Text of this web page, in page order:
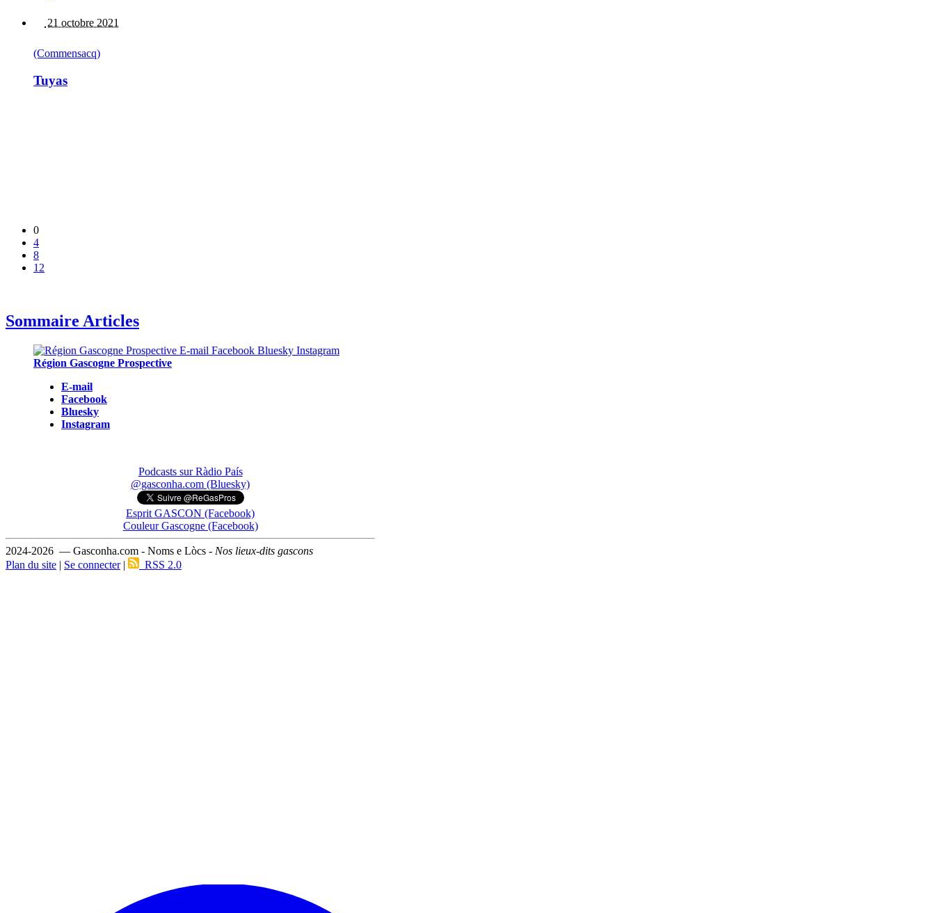
21 octobre 2021
(Commensacq)
Tuyas
0
4
8
12
Sommaire Articles
Région Gascogne Prospective
E-mail
Facebook
Bluesky
Instagram
Podcasts sur Ràdio País
@gasconha.com (Bluesky)
Esprit GASCON (Facebook)
Couleur Gascogne (Facebook)
2024-2026 — Gasconha.com - Noms e Lòcs - Nos lieux-dits gascons
Plan du site | Se connecter| RSS 2.0